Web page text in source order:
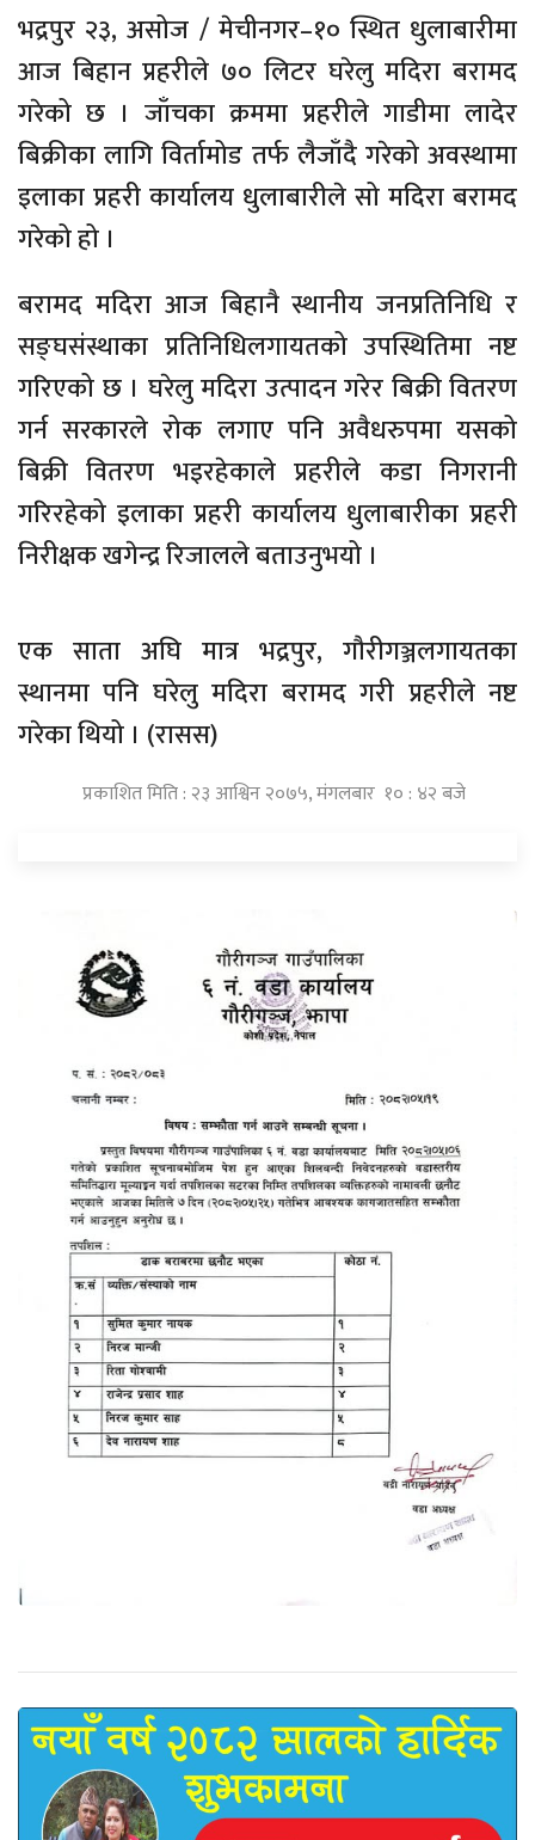
भद्रपुर २३, असोज / मेचीनगर–१० स्थित धुलाबारीमा
आज बिहान प्रहरीले ७० लिटर घरेलु मदिरा बरामद
गरेको छ । जाँचका क्रममा प्रहरीले गाडीमा लादेर
बिक्रीका लागि विर्तामोड तर्फ लैजाँदै गरेको अवस्थामा
इलाका प्रहरी कार्यालय धुलाबारीले सो मदिरा बरामद
गरेको हो ।
बरामद मदिरा आज बिहानै स्थानीय जनप्रतिनिधि र
सङ्घसंस्थाका प्रतिनिधिलगायतको उपस्थितिमा नष्ट
गरिएको छ । घरेलु मदिरा उत्पादन गरेर बिक्री वितरण
गर्न सरकारले रोक लगाए पनि अवैधरुपमा यसको
बिक्री वितरण भइरहेकाले प्रहरीले कडा निगरानी
गरिरहेको इलाका प्रहरी कार्यालय धुलाबारीका प्रहरी
निरीक्षक खगेन्द्र रिजालले बताउनुभयो ।
एक साता अघि मात्र भद्रपुर, गौरीगञ्जलगायतका
स्थानमा पनि घरेलु मदिरा बरामद गरी प्रहरीले नष्ट
गरेका थियो । (रासस)
प्रकाशित मिति : २३ आश्विन २०७५, मंगलबार १० : ४२ बजे